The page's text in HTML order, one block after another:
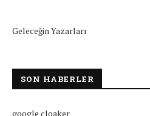
Geleceğin Yazarları
SON HABERLER
google cloaker